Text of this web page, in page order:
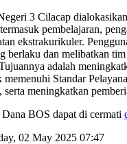
3 Cilacap
pembelajaran,
ekstrakurikuler.
berlaku dan melibatkan
adalah
memenuhi Standar
serta meningkatkan
BOS dapat di cermati
02 May 2025 07:47